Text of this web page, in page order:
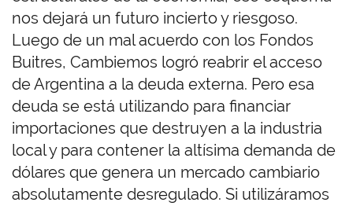
nos dejará un futuro incierto y riesgoso.
Luego de un mal acuerdo con los Fondos
Buitres, Cambiemos logró reabrir el acceso
de Argentina a la deuda externa. Pero esa
deuda se está utilizando para financiar
importaciones que destruyen a la industria
local y para contener la altísima demanda de
dólares que genera un mercado cambiario
absolutamente desregulado. Si utilizáramos